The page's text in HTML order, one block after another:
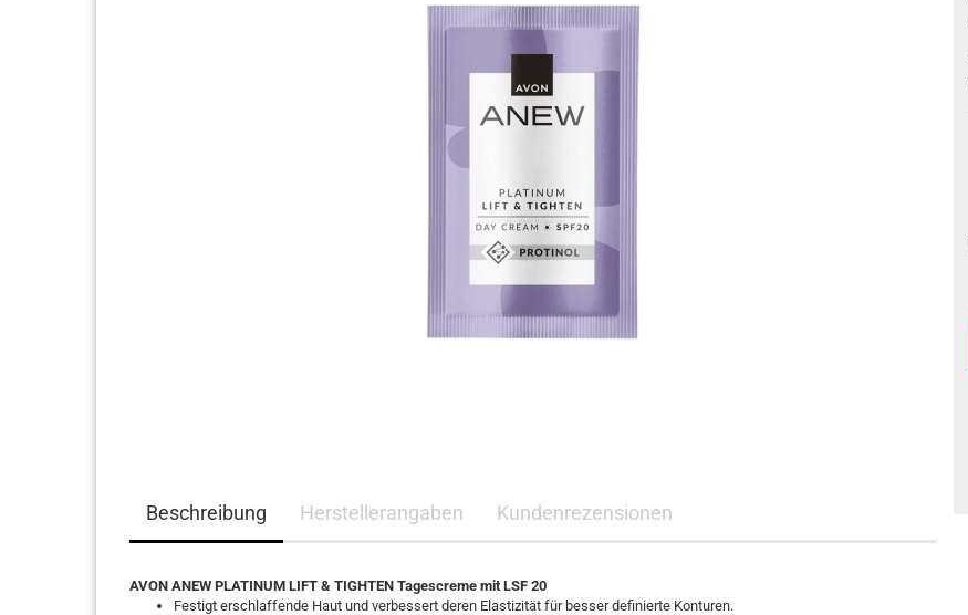
Duschgel
Körperspray
Beschreibung Herstellerangaben Kundenrezensionen
AVON ANEW PLATINUM LIFT & TIGHTEN Tagescreme mit LSF 20
Festigt erschlaffende Haut und verbessert deren Elastizität für besser definierte Konturen.